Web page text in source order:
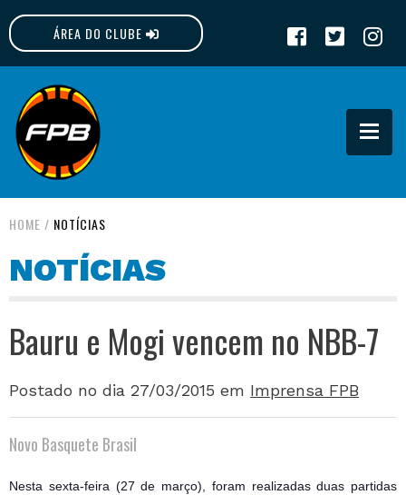
ÁREA DO CLUBE
FPB
HOME / NOTÍCIAS
NOTÍCIAS
Bauru e Mogi vencem no NBB-7
Postado no dia 27/03/2015 em Imprensa FPB
Novo Basquete Brasil
Nesta sexta-feira (27 de março), foram realizadas duas partidas